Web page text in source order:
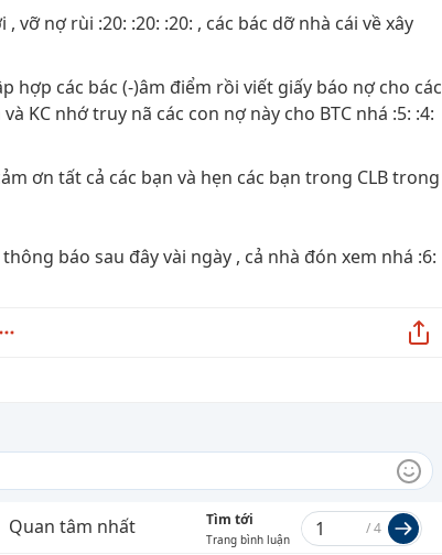
vỡ nợ rùi :20: :20: :20: , các bác dỡ nhà cái về xây
hợp các bác (-)âm điểm rồi viết giấy báo nợ cho các
KC nhớ truy nã các con nợ này cho BTC nhá :5: :4:
ơn tất cả các bạn và hẹn các bạn trong CLB trong
báo sau đây vài ngày , cả nhà đón xem nhá :6:
Quan tâm nhất Tìm tới
Trang bình luận
/4